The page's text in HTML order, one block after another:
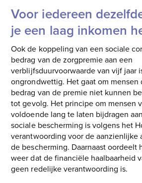
Voor iedereen
je een laag inkomen
Ook de koppeling van een sociale
bedrag van de zorgpremie aan een
verblijfsduurvoorwaarde van vijf jaar
ongrondwettig. Het gaat om
bedrag van de premie niet kunnen
tot gevolg. Het principe om mensen
voldoende lang te laten bijdragen
sociale bescherming is volgens het
verantwoording voor de aanzienlijke
de bescherming. Daarnaast oordeelt
weer dat de financiële haalbaarheid
geen redelijke verantwoording is.